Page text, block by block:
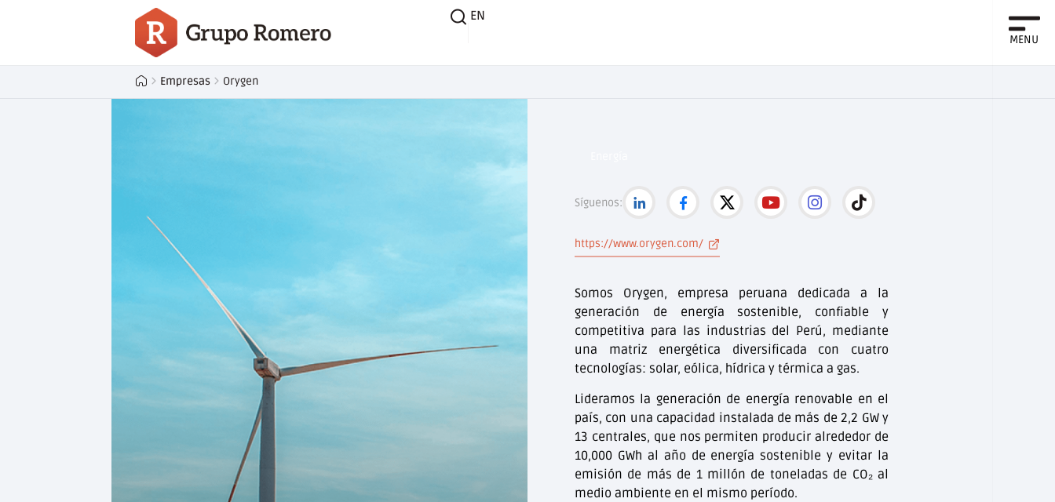
EN
MENU
Empresas Orygen
Síguenos:
https://www.orygen.com/
Somos Orygen, empresa peruana dedicada a la
generación de energía sostenible, confiable y
competitiva para las industrias del Perú, mediante
una matriz energética diversificada con cuatro
tecnologías: solar, eólica, hídrica y térmica a gas.
Lideramos la generación de energía renovable en el
país, con una capacidad instalada de más de 2,2 GW y
13 centrales, que nos permiten producir alrededor de
10,000 GWh al año de energía sostenible y evitar la
emisión de más de 1 millón de toneladas de CO₂ al
medio ambiente en el mismo período.